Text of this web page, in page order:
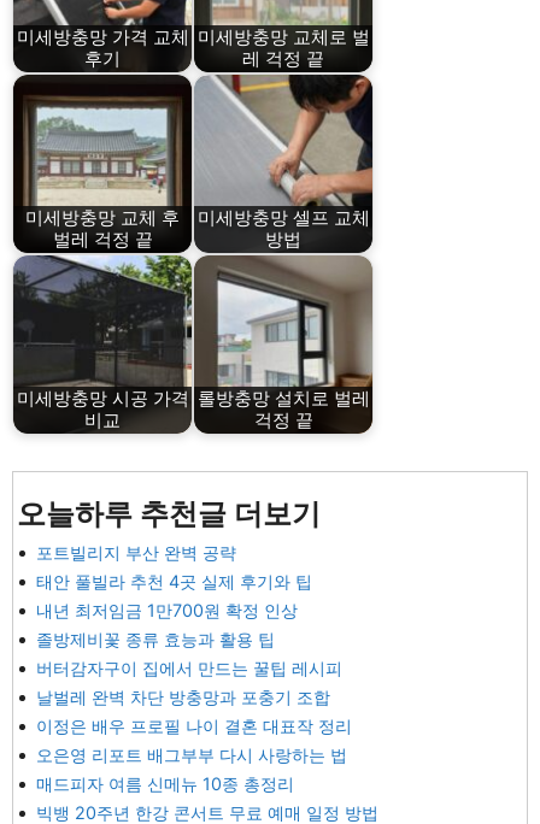
미세방충망 가격 교체
후기
미세방충망 교체로 벌
레 걱정 끝
미세방충망 교체 후
벌레 걱정 끝
미세방충망 셀프 교체
방법
미세방충망 시공 가격
비교
롤방충망 설치로 벌레
걱정 끝
오늘하루 추천글 더보기
포트빌리지 부산 완벽 공략
태안 풀빌라 추천 4곳 실제 후기와 팁
내년 최저임금 1만700원 확정 인상
졸방제비꽃 종류 효능과 활용 팁
버터감자구이 집에서 만드는 꿀팁 레시피
날벌레 완벽 차단 방충망과 포충기 조합
이정은 배우 프로필 나이 결혼 대표작 정리
오은영 리포트 배그부부 다시 사랑하는 법
매드피자 여름 신메뉴 10종 총정리
빅뱅 20주년 한강 콘서트 무료 예매 일정 방법